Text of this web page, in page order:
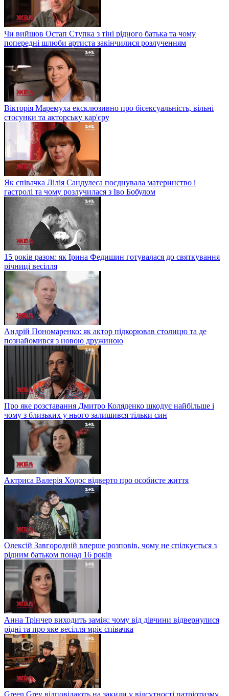
Чи вийшов Остап Ступка з тіні рідного батька та чому
попередні шлюби артиста закінчилися розлученням
Вікторія Маремуха ексклюзивно про бісексуальність, вільні
стосунки та акторську кар'єру
Як співачка Лілія Сандулеса поєднувала материнство і
гастролі та чому розлучилася з Іво Бобулом
15 років разом: як Ірина Федишин готувалася до святкування
річниці весілля
Андрій Пономаренко: як актор підкорював столицю та де
познайомився з новою дружиною
Про яке розставання Дмитро Коляденко шкодує найбільше і
чому з близьких у нього залишився тільки син
Актриса Валерія Ходос відверто про особисте життя
Олексій Завгородній вперше розповів, чому не спілкується з
рідним батьком понад 16 років
Анна Трінчер виходить заміж: чому від дівчини відвернулися
рідні та про яке весілля мріє співачка
Green Grey відповідають на закиди у відсутності патріотизму